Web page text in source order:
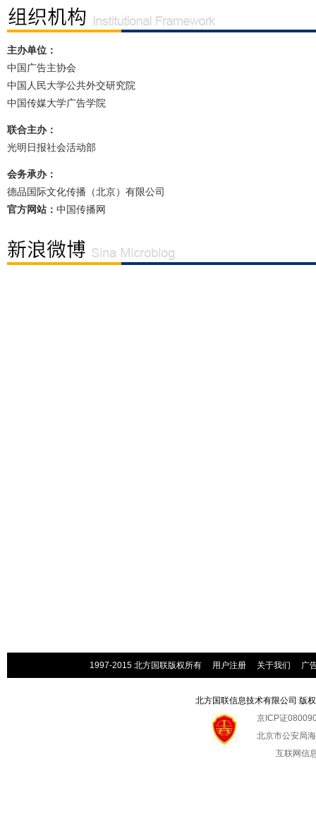
主办单位：
中国广告主协会
中国人民大学公共外交研究院
中国传媒大学广告学院
联合主办：
光明日报社会活动部
会务承办：
德品国际文化传播（北京）有限公司
官方网站： 中国传播网
1997-2015 北方国联版权所有 用户注册 关于我们 广
北方国联信息技术有限公司 版
京ICP证
北京市公安局
互联网信